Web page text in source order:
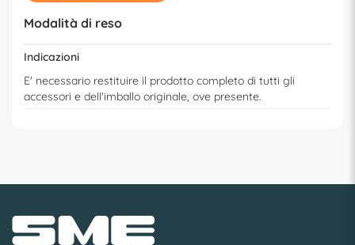
Modalità di reso
Indicazioni
E' necessario restituire il prodotto completo di tutti gli
accessori e dell'imballo originale, ove presente.